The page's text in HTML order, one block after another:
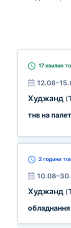
17 хвилин
Худжанд
тнв на
2 години
Худжанд
обладнання